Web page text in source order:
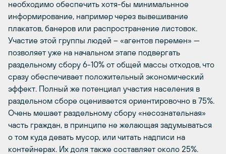
необходимо обеспечить хотя-бы минимальнное
информирование, например через вывешивание
плакатов, банеров или распространение листовок.
Участие этой группы людей – «агентов перемен» —
позволяет уже на начальном этапе подвергать
раздельному сбору 6-10% от общей массы отходов, что
сразу обеспечивает положительный экономический
эффект. Полный же потенциал участия населения в
раздельном сборе оценивается ориентировочно в 75%.
Очень мешает раздельному сбору «несознательная»
часть граждан, в принципе не желающая задумываться
о том куда девать мусор, или читать надписи на
контейнерах. Их доля также составляет около 25%.